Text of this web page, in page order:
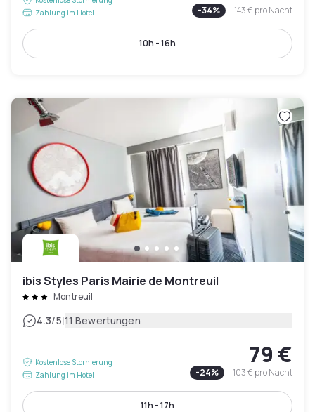
Zahlung im Hotel
-34% 143 €pro Nacht
10h - 16h
ibis Styles Paris Mairie de Montreuil
Montreuil
4.3/5|11 Bewertungen
Kostenlose Stornierung
Zahlung im Hotel
79 €
-24% 103 €pro Nacht
11h - 17h